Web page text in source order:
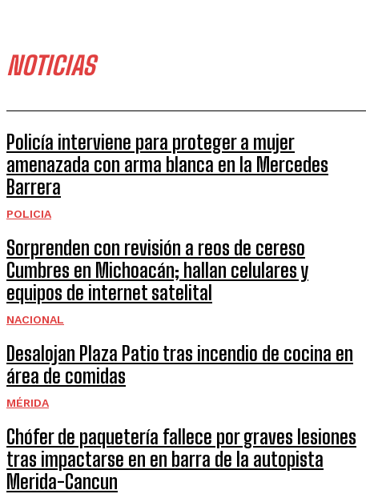
NOTICIAS
Policía interviene para proteger a mujer
amenazada con arma blanca en la Mercedes
Barrera
POLICIA
Sorprenden con revisión a reos de cereso
Cumbres en Michoacán; hallan celulares y
equipos de internet satelital
NACIONAL
Desalojan Plaza Patio tras incendio de cocina en
área de comidas
MÉRIDA
Chófer de paquetería fallece por graves lesiones
tras impactarse en en barra de la autopista
Merida-Cancun